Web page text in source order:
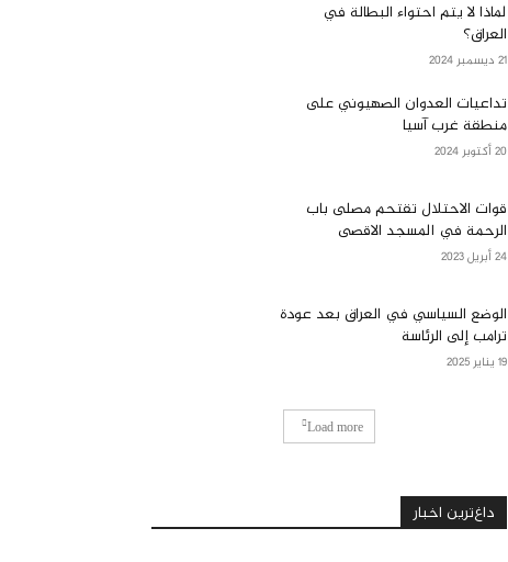
لماذا لا يتم احتواء البطالة في
العراق؟
21 ديسمبر 2024
تداعيات العدوان الصهيوني على
منطقة غرب آسيا
20 أكتوبر 2024
قوات الاحتلال تقتحم مصلى باب
الرحمة في المسجد الاقصى
24 أبريل 2023
الوضع السياسي في العراق بعد عودة
ترامب إلى الرئاسة
19 يناير 2025
Load more
داغ‌ترین اخبار